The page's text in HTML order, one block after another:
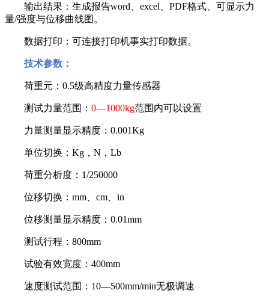
输出结果：生成报告word excel PDF格式、可显示力
量/强度与位移曲线图。
数据打印：可连接打印机事实打印数据。
技术参数：
荷重元： 0.5级高精度力量传感器
测试力量范围： 0—1000kg范围内可以设置
力量测量显示精度： 0.001Kg
单位切换： Kg ， N ， Lb
荷重分析度： 1/250000
位移切换： mm cm in
位移测量显示精度： 0.01mm
测试行程： 800mm
试验有效宽度： 400mm
速度测试范围： 10—500mm/min无极调速